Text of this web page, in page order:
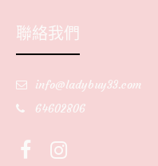
聯絡我們
info@ladybuy33.com
64602806